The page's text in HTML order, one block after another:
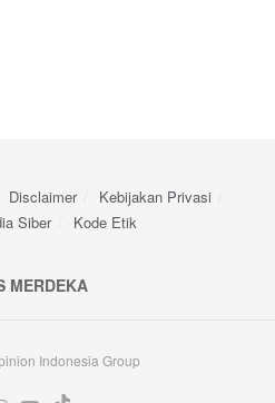
Disclaimer
Kebijakan Privasi
Siber
Kode Etik
MERDEKA
Indonesia Group